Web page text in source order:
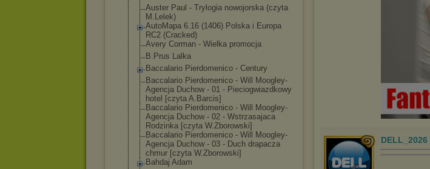
Auster Paul - Trylogia nowojorska (czyta
M.Lelek)
AutoMapa 6.16 (1406) Polska i Europa
RC2 (Cracked)
Avery Corman - Wielka promocja
B.Prus Lalka
Baccalario Pierdomenico - Century
Baccalario Pierdomenico - Will Moogley-
Agencja Duchow - 01 - Pieciogwiazdkowy
hotel [czyta A.Barcis]
Baccalario Pierdomenico - Will Moogley-
Agencja Duchow - 02 - Wstrzasajaca
Rodzinka [czyta W.Zborowski]
Baccalario Pierdomenico - Will Moogley-
Agencja Duchow - 03 - Duch drapacza
chmur [czyta W.Zborowski]
Bahdaj Adam
DELL_2026